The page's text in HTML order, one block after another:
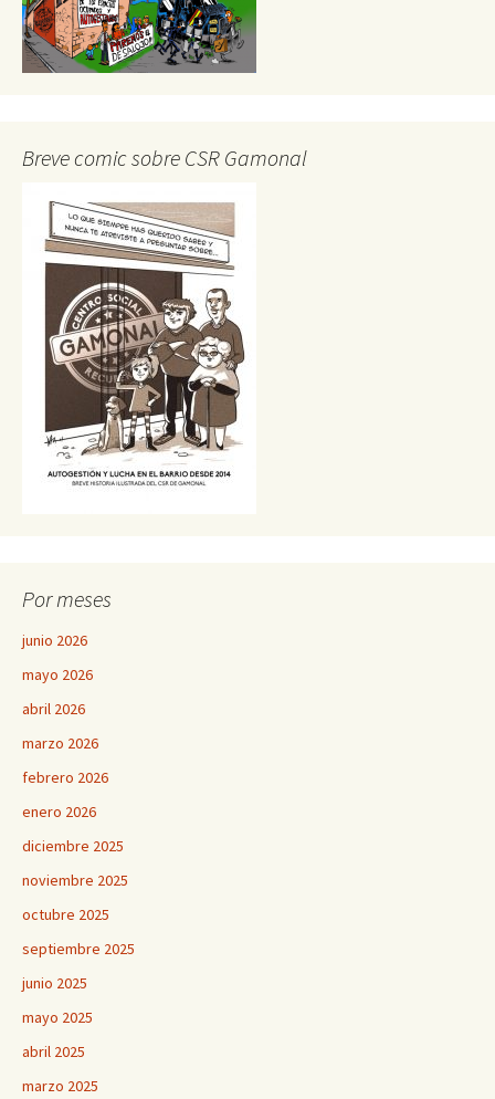
Breve comic sobre CSR Gamonal
Por meses
junio 2026
mayo 2026
abril 2026
marzo 2026
febrero 2026
enero 2026
diciembre 2025
noviembre 2025
octubre 2025
septiembre 2025
junio 2025
mayo 2025
abril 2025
marzo 2025